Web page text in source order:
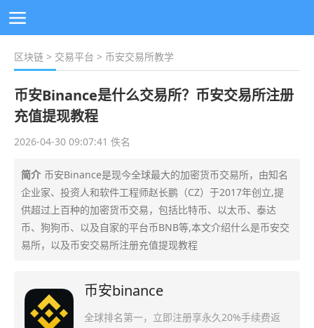
区块链 > 交易平台 > 币安交易所教学
币安Binance是什么交易所？币安交易所注册
充值提现教程
2026-04-30 09:07:41 佚名
简介 币安Binance是现今全球最大的加密货币交易所，由知名
企业家、投资人和软件工程师赵长鹏（CZ）于2017年创立,提
供超过上百种的加密货币交易，包括比特币、以太币、泰达
币、狗狗币、以及自家的平台币BNB等,本文介绍什么是币安交
易所，以及币安交易所注册充值提现教程
币安binance
全球排名第一，立即注册享永久20%手续费返